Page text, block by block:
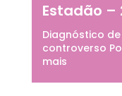
Estadão –
Diagnóstico
controverso
mais